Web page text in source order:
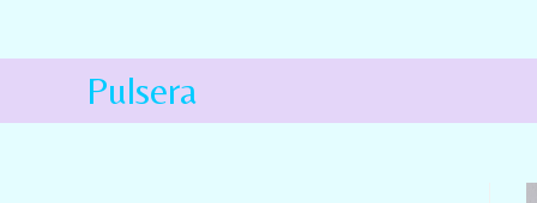
Pulsera